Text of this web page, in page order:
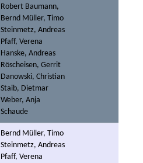
Robert Baumann,
Bernd Müller, Timo
Steinmetz, Andreas
Pfaff, Verena
Hanske, Andreas
Röscheisen, Gerrit
Danowski, Christian
Staib, Dietmar
Weber, Anja
Schaude
Bernd Müller, Timo
Steinmetz, Andreas
Pfaff, Verena